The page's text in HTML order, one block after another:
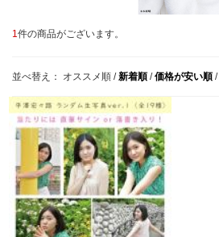
1 件の商品がございます。
並べ替え： オススメ順 /新着順 /価格が安い順 /